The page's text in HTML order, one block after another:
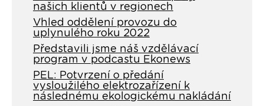
našich klientů v regionech
Vhled oddělení provozu do
uplynulého roku 2022
Představili jsme náš vzdělávací
program v podcastu Ekonews
PEL: Potvrzení o předání
vysloužilého elektrozařízení k
následnému ekologickému nakládání